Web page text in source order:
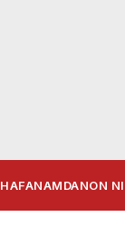
HAFANAMDANON NI